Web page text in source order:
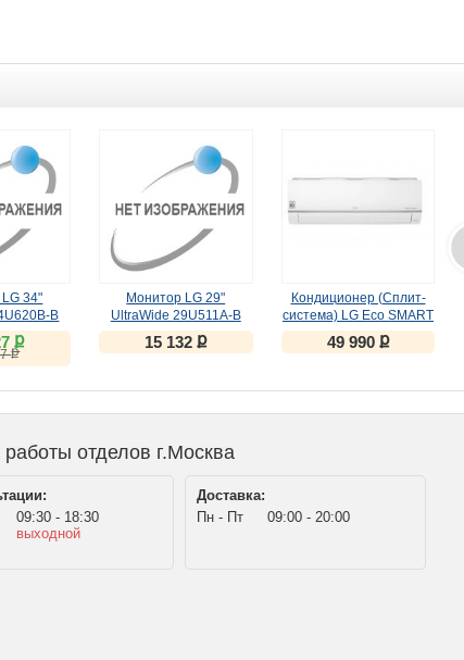
34"
B
ք
ք
Монитор LG 29"
UltraWide 29U511A-B
(IPS, 100Hz)
15 132 ք
Кондиционер (Сплит-
система) LG Eco SMART
inverter PC09SQR белый
49 990 ք
отделов г.Москва
09:30 - 18:30
выходной
Доставка:
Пн - Пт
09:00 - 20:00